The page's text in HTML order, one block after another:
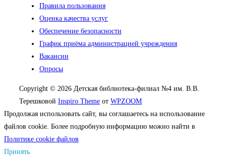
Правила пользования
Оценка качества услуг
Обеспечение безопасности
График приёма администрацией учреждения
Вакансии
Опросы
Copyright © 2026 Детская библиотека-филиал №4 им. В.В.
Терешковой Inspiro Theme от WPZOOM
Продолжая использовать сайт, вы соглашаетесь на использование
файлов cookie. Более подробную информацию можно найти в
Политике cookie файлов
Принять